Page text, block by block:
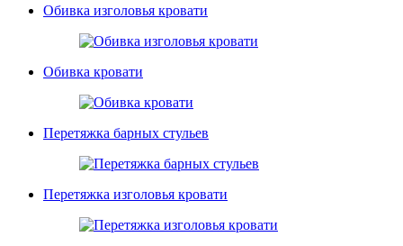
Обивка изголовья кровати
Обивка кровати
Перетяжка барных стульев
Перетяжка изголовья кровати